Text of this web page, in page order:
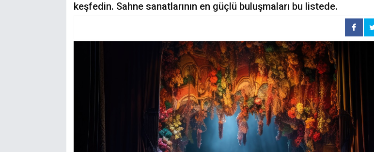
keşfedin. Sahne sanatlarının en güçlü buluşmaları bu listede.